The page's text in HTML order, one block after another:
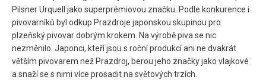
Pilsner Urquell jako superprémiovou značku. Podle konkurence i
pivovarníků byl odkup Prazdroje japonskou skupinou pro
plzeňský pivovar dobrým krokem. Na výrobě piva se nic
nezměnilo. Japonci, kteří jsou s roční produkcí ani ne dvakrát
větším pivovarem než Prazdroj, berou jeho značky jako vlajkové
a snaží se s nimi více prosadit na světových trzích.